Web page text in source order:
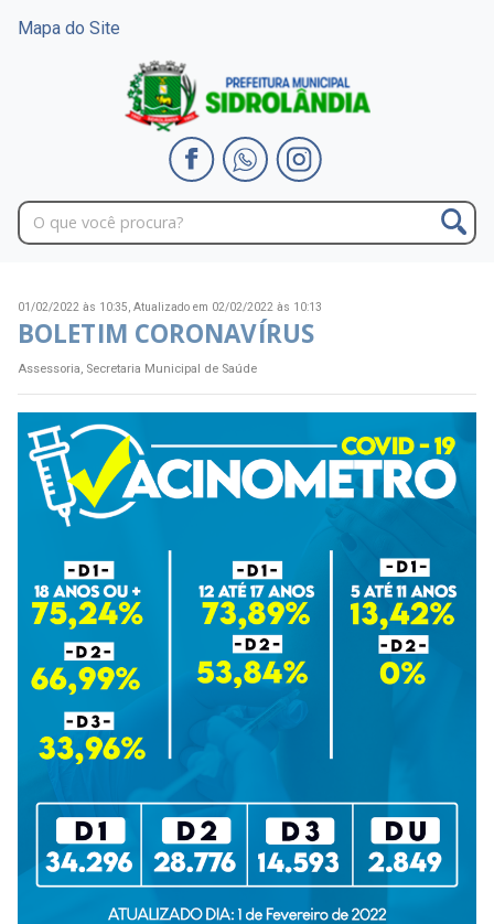
Mapa do Site
01/02/2022 às 10:35, Atualizado em 02/02/2022 às 10:13
BOLETIM CORONAVÍRUS
Assessoria, Secretaria Municipal de Saúde